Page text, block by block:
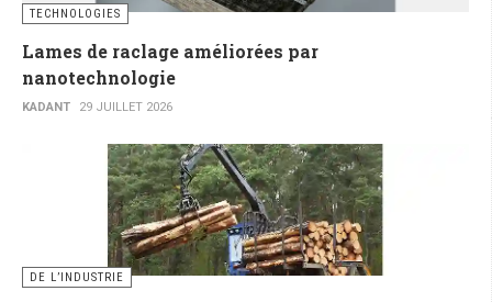
TECHNOLOGIES
Lames de raclage améliorées par
nanotechnologie
KADANT 29 JUILLET 2026
DE L’INDUSTRIE